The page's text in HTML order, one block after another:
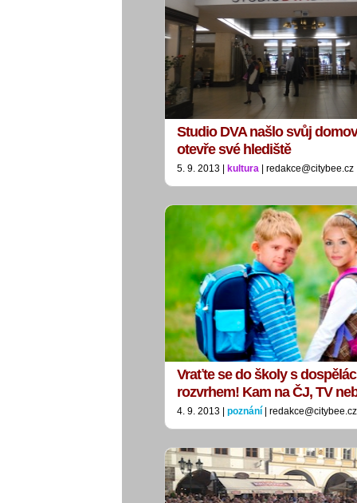
Studio DVA našlo svůj
otevře své hlediště
5. 9. 2013 | kultura | redakce@citybee.cz
Vraťte se do školy s
rozvrhem! Kam na ČJ, TV
4. 9. 2013 | poznání | redakce@citybee.cz